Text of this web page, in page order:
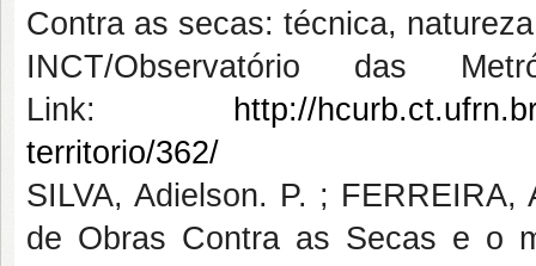
Contra as secas: técnica,
INCT/Observatório das
Link:
http://
territorio/362/
SILVA, Adielson. P. ;
de Obras Contra as Secas e o